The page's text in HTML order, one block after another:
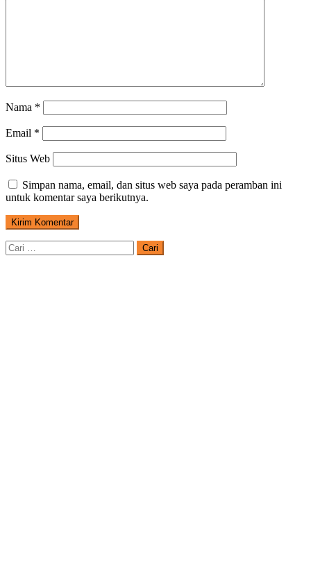
Nama *
Email *
Situs Web
Simpan nama, email, dan situs web saya pada peramban ini
untuk komentar saya berikutnya.
Cari
untuk: